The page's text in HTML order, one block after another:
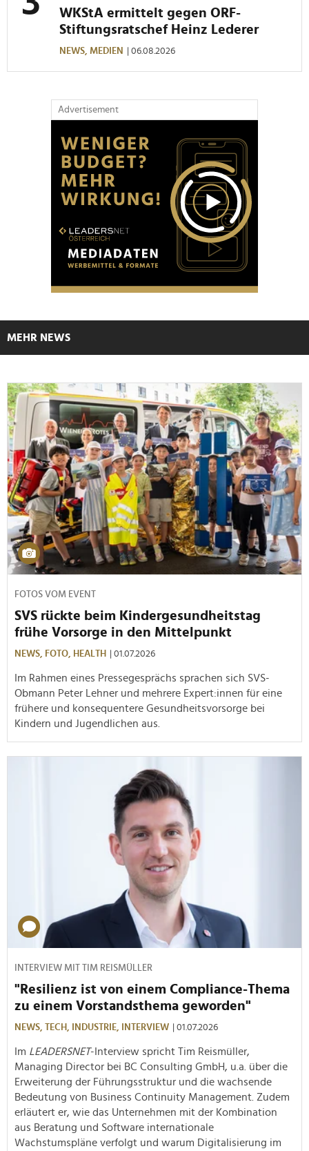
WKStA ermittelt gegen ORF-
Stiftungsratschef Heinz Lederer
NEWS, MEDIEN | 06.08.2026
Advertisement
MEHR NEWS
FOTOS VOM EVENT
SVS rückte beim Kindergesundheitstag
frühe Vorsorge in den Mittelpunkt
NEWS, FOTO, HEALTH | 01.07.2026
Im Rahmen eines Pressegesprächs sprachen sich SVS-
Obmann Peter Lehner und mehrere Expert:innen für eine
frühere und konsequentere Gesundheitsvorsorge bei
Kindern und Jugendlichen aus.
INTERVIEW MIT TIM REISMÜLLER
"Resilienz ist von einem Compliance-Thema
zu einem Vorstandsthema geworden"
NEWS, TECH, INDUSTRIE, INTERVIEW | 01.07.2026
Im LEADERSNET-Interview spricht Tim Reismüller,
Managing Director bei BC Consulting GmbH, u.a. über die
Erweiterung der Führungsstruktur und die wachsende
Bedeutung von Business Continuity Management. Zudem
erläutert er, wie das Unternehmen mit der Kombination
aus Beratung und Software internationale
Wachstumspläne verfolgt und warum Digitalisierung im